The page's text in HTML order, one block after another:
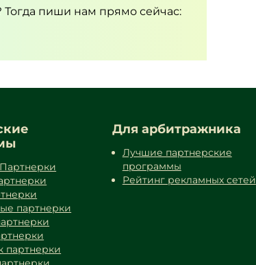
Тогда пиши нам прямо сейчас:
партнерки
партнерки
Для арбитражника
Лучшие партнерские
программы
Рейтинг рекламных сетей